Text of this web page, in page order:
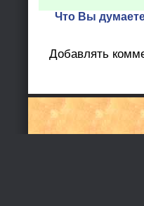
Что Вы
Добавлять